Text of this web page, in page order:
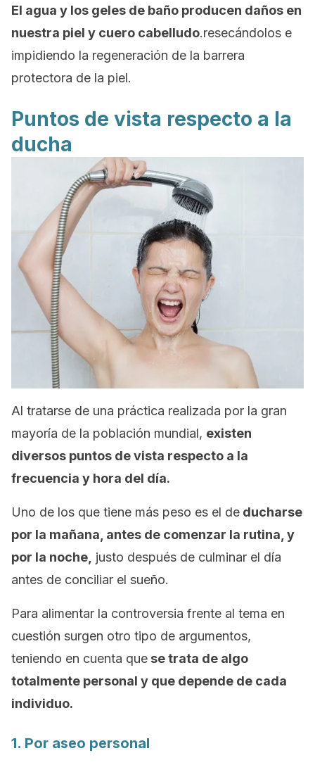
El agua y los geles de baño producen daños en
nuestra piel y cuero cabelludo.resecándolos e
impidiendo la regeneración de la barrera
protectora de la piel.
Puntos de vista respecto a la
ducha
Al tratarse de una práctica realizada por la gran
mayoría de la población mundial, existen
diversos puntos de vista respecto a la
frecuencia y hora del día.
Uno de los que tiene más peso es el de ducharse
por la mañana, antes de comenzar la rutina, y
por la noche, justo después de culminar el día
antes de conciliar el sueño.
Para alimentar la controversia frente al tema en
cuestión surgen otro tipo de argumentos,
teniendo en cuenta que se trata de algo
totalmente personal y que depende de cada
individuo.
1. Por aseo personal